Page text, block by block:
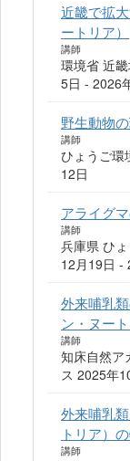
近畿で拡
ートリア）
講師
環境省 近
5日 - 2026
野生動物
講師
ひょうご環
12日
アライグ
講師
兵庫県 ひ
12月19日 -
外来哺乳
ン・ヌート
講師
知床自然ア
ス 2025年
外来哺乳
トリア）
講師